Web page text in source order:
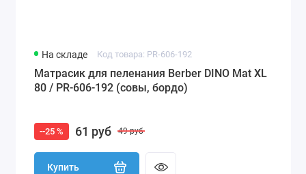
На складе Код товара: PR-606-192
Матрасик для пеленания Berber DINO Mat XL
80 / PR-606-192 (совы, бордо)
--25 % 61 руб 49 руб
Купить